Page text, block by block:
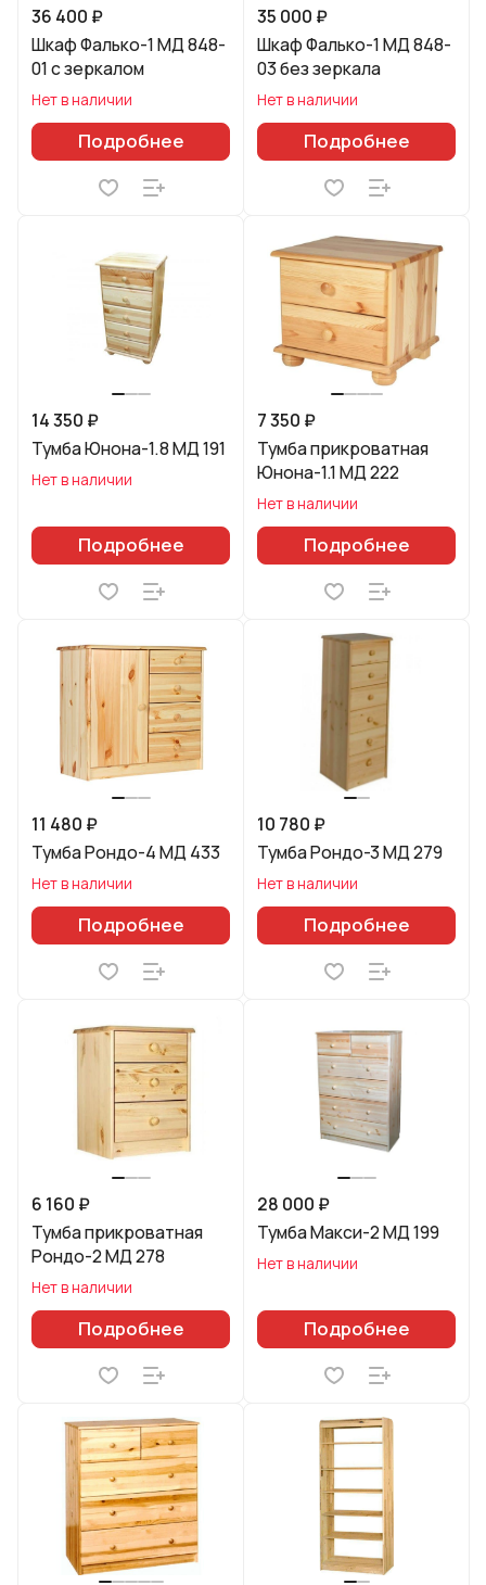
36 400 ₽
Шкаф Фалько-1 МД 848-
01 с зеркалом
Нет в наличии
Подробнее
35 000 ₽
Шкаф Фалько-1 МД 848-
03 без зеркала
Нет в наличии
Подробнее
14 350 ₽
Тумба Юнона-1.8 МД 191
Нет в наличии
Подробнее
7 350 ₽
Тумба прикроватная
Юнона-1.1 МД 222
Нет в наличии
Подробнее
11 480 ₽
Тумба Рондо-4 МД 433
Нет в наличии
Подробнее
10 780 ₽
Тумба Рондо-3 МД 279
Нет в наличии
Подробнее
6 160 ₽
Тумба прикроватная
Рондо-2 МД 278
Нет в наличии
Подробнее
28 000 ₽
Тумба Макси-2 МД 199
Нет в наличии
Подробнее